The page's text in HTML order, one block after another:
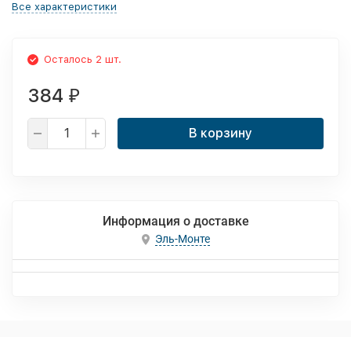
Все характеристики
Осталось 2 шт.
384 ₽
В корзину
Информация о доставке
Эль-Монте